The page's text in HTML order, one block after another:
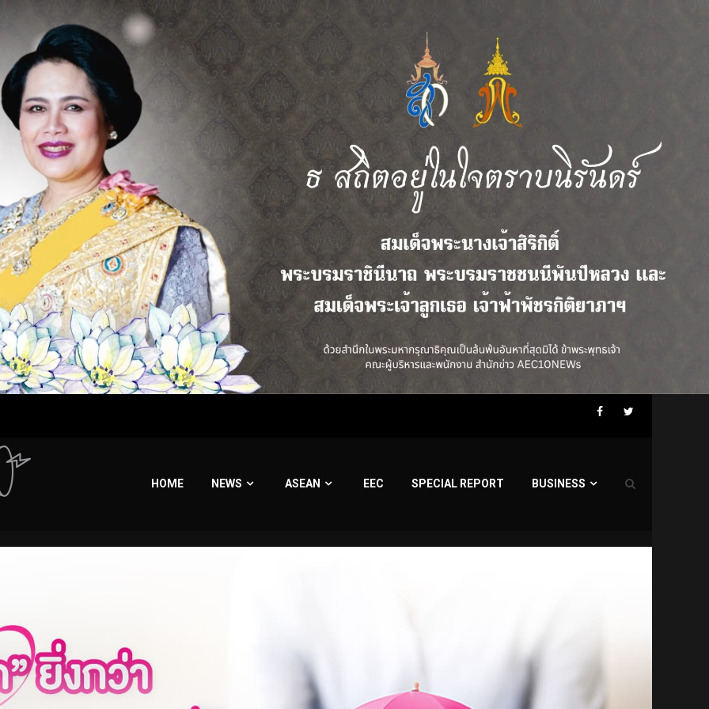
Facebook
Twitter
HOME NEWS ASEAN EEC SPECIAL REPORT BUSINESS